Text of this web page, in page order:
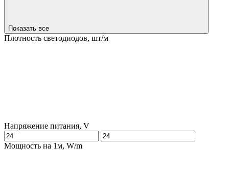
Показать все
Плотность светодиодов, шт/м
Напряжение питания, V
Мощность на 1м, W/m